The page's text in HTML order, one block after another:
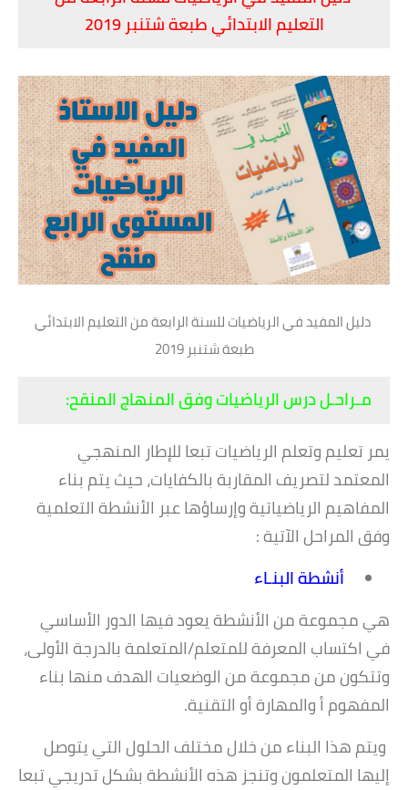
التعليم الابتدائي طبعة شتنبر 2019
دليل المفيد في الرياضيات للسنة الرابعة من التعليم الابتدائي
طبعة شتنبر 2019
مـراحـل درس الرياضيات وفق المنهاج المنقح:
يمر تعليم وتعلم الرياضيات تبعا للإطار المنهجي
المعتمد لتصريف المقاربة بالكفايات، حيث يتم بناء
المفاهيم الرياضياتية وإرساؤها عبر الأنشطة التعلمية
وفق المراحل الآتية :
أنشطة البنـاء
هي مجموعة من الأنشطة يعود فيها الدور الأساسي
في اكتساب المعرفة للمتعلم/المتعلمة بالدرجة الأولى،
وتتكون من مجموعة من الوضعيات الهدف منها بناء
المفهوم أ والمهارة أو التقنية.
ويتم هذا البناء من خلال مختلف الحلول التي يتوصل
إليها المتعلمون وتنجز هذه الأنشطة بشكل تدريجي تبعا